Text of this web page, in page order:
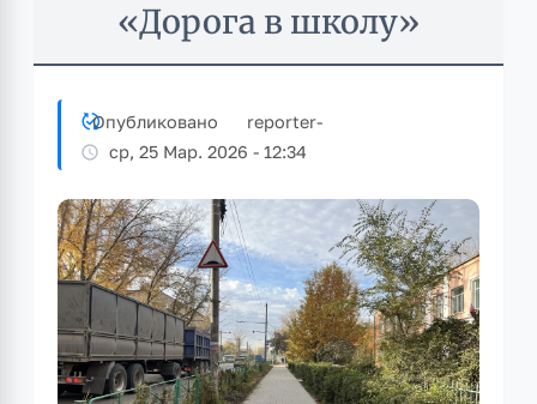
«Дорога в школу»
Опубликовано reporter-
ср, 25 Мар. 2026 - 12:34